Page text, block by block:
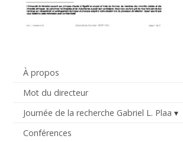
À propos
Mot du directeur
Journée de la recherche Gabriel L. Plaa
Conférences